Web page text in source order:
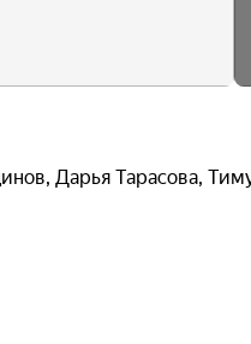
, Дарья Тарасова,